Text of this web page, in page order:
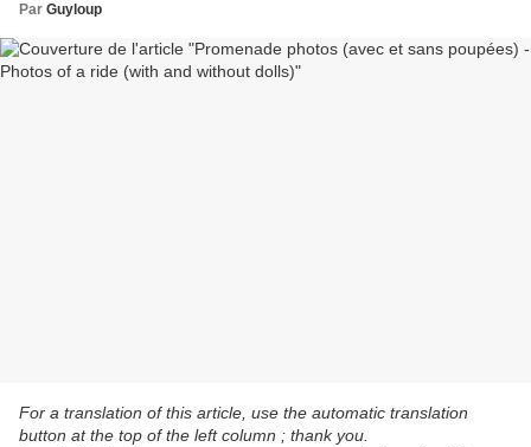
Par Guyloup
For a translation of this article, use the automatic translation
button at the top of the left column ; thank you.